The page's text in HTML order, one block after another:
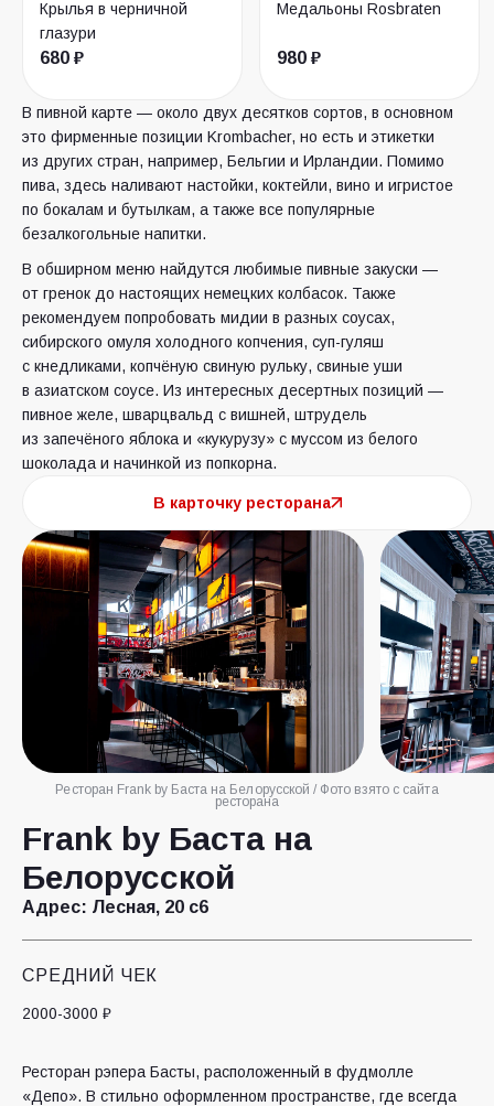
Крылья в черничной
глазури
680 ₽
Медальоны Rosbraten
980 ₽
В пивной карте — около двух десятков сортов, в основном
это фирменные позиции Krombacher, но есть и этикетки
из других стран, например, Бельгии и Ирландии. Помимо
пива, здесь наливают настойки, коктейли, вино и игристое
по бокалам и бутылкам, а также все популярные
безалкогольные напитки.
В обширном меню найдутся любимые пивные закуски —
от гренок до настоящих немецких колбасок. Также
рекомендуем попробовать мидии в разных соусах,
сибирского омуля холодного копчения, суп-гуляш
с кнедликами, копчёную свиную рульку, свиные уши
в азиатском соусе. Из интересных десертных позиций —
пивное желе, шварцвальд с вишней, штрудель
из запечёного яблока и «кукурузу» с муссом из белого
шоколада и начинкой из попкорна.
В карточку ресторана
Ресторан Frank by Баста на Белорусской / Фото взято с сайта
ресторана
Frank by Баста на
Белорусской
Адрес: Лесная, 20 с6
СРЕДНИЙ ЧЕК
2000-3000 ₽
Ресторан рэпера Басты, расположенный в фудмолле
«Депо». В стильно оформленном пространстве, где всегда